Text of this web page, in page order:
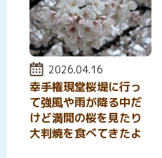
投稿日:
2026.04.16
幸手権現堂桜堤に行っ
て強風や雨が降る中だ
けど満開の桜を見たり
大判焼を食べてきたよ